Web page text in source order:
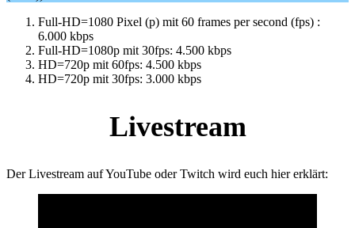
Full-HD=1080 Pixel (p) mit 60 frames per second (fps) :
6.000 kbps
Full-HD=1080p mit 30fps: 4.500 kbps
HD=720p mit 60fps: 4.500 kbps
HD=720p mit 30fps: 3.000 kbps
Livestream
Der Livestream auf YouTube oder Twitch wird euch hier erklärt: